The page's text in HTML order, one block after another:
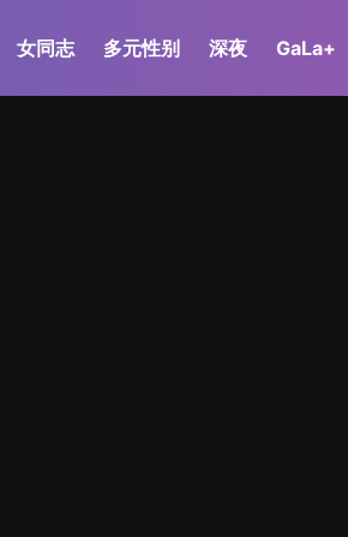
女同志 多元性别 深夜 GaLa+